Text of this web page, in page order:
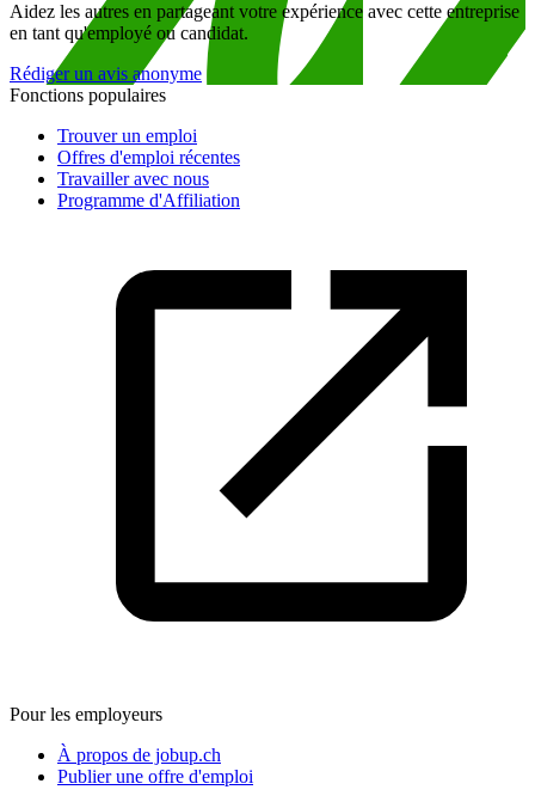
Aidez les autres en partageant votre expérience avec cette entreprise
en tant qu'employé ou candidat.
Rédiger un avis anonyme
Fonctions populaires
Trouver un emploi
Offres d'emploi récentes
Travailler avec nous
Programme d'Affiliation
Pour les employeurs
À propos de jobup.ch
Publier une offre d'emploi